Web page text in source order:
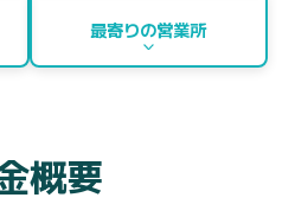
最寄りの営業所
概要